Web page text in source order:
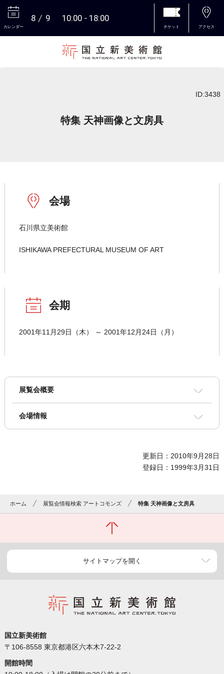
カレンダー
8 9 10:00 18:00
チケット アクセス
ID:3438
特集 天神画像と文房具
会場
石川県立美術館
ISHIKAWA PREFECTURAL MUSEUM OF ART
会期
2001年11月29日（木） ～ 2001年12月24日（月）
展覧会概要
会場情報
更新日：2010年9月28日
登録日：1999年3月31日
ホーム 展覧会情報検索 アートコモンズ 特集 天神画像と文房具
サイトマップを開く
国立新美術館
〒106-8558 東京都港区六本木7-22-2
開館時間